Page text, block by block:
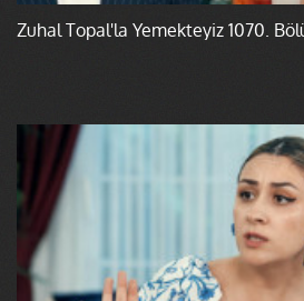
Zuhal Topal'la Yemekteyiz 1070.